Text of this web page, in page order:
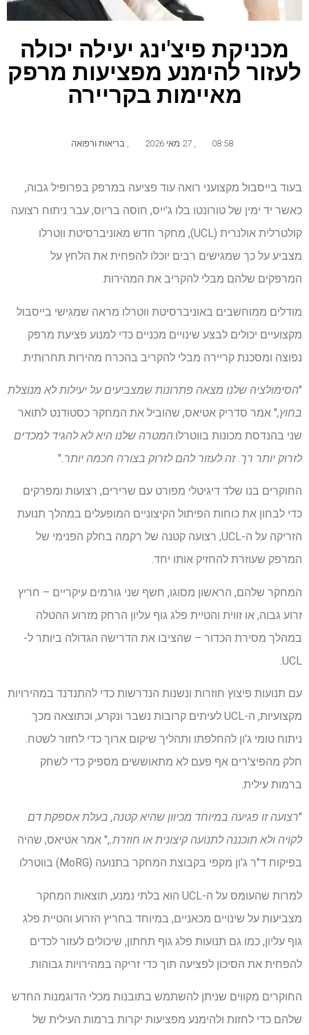
מכניקת פיצ'ינג יעילה יכולה
לעזור להימנע מפציעות מרפק
מאיימות בקריירה
08:58 27 מאי 2026 בריאות ורפואה
בעוד בייסבול מקצועני רואה עוד פציעה במרפק בפרופיל גבוה,
כאשר יד ימין של טורונטו בלו ג'ייס, חוסה בריוס, עבר ניתוח רצועה
קולטרלית אולנרית (UCL), מחקר חדש מאוניברסיטת ווטרלו
מצביע על כך שמגישים רבים יוכלו להפחית את הלחץ על
המרפקים שלהם מבלי להקריב את המהירות.
מודלים ממוחשבים באוניברסיטת ווטרלו מראה שמגישי בייסבול
מקצועיים יכולים לבצע שינויים מכניים כדי למנוע פציעת מרפק
נפוצה ומסכנת קריירה מבלי להקריב בהכרח מהירות תחרותית.
"הסימולציה שלנו מצאה פתרונות שמצביעים על יעילות לא מנוצלת
בחוץ," אמר סדריק אטיאס, שהוביל את המחקר כסטודנט לתואר
שני בהנדסת מכונות בווטרלו.המטרה שלנו היא לא להגיד למכדים
לזרוק יותר רך. זה לעזור להם לזרוק בצורה חכמה יותר."
החוקרים בנו שלד דיגיטלי מפורט עם שרירים, רצועות ומפרקים
כדי לבחון את כוחות הפיתול הקיצוניים המופעלים במהלך תנועת
הזריקה על ה-UCL, רצועה קטנה של רקמה בחלק הפנימי של
המרפק שעוזרת להחזיק אותו יחד.
המחקר שלהם, הראשון מסוגו, חשף שני גורמים עיקריים – חריץ
זרוע גבוה, או זווית והטיית פלג גוף עליון הרחק מזרוע ההטלה
במהלך מסירת הכדור – שהציבו את הדרישה הגדולה ביותר ל-
UCL.
עם תנועות פיצוץ חוזרות ונשנות הנדרשות כדי להתנדנד במהירויות
מקצועיות, ה-UCL לעיתים קרובות נשבר ונקרע, וכתוצאה מכך
ניתוח טומי ג'ון להחלפתו ותהליך שיקום ארוך כדי לחזור לשטח.
חלק מהפיצ'רים אף פעם לא מתאוששים מספיק כדי לשחק
ברמות עילית.
"רצועה זו פגיעה במיוחד מכיוון שהיא קטנה, בעלת אספקת דם
לקויה ולא תוכננה לתנועה קיצונית או חוזרת.," אמר אטיאס, שהיה
בפיקוח ד"ר ג'ון מקפי בקבוצת המחקר בתנועה (MoRG) בווטרלו.
למרות שהעומס על ה-UCL הוא בלתי נמנע, תוצאות המחקר
מצביעות על שינויים מכאניים, במיוחד בחריץ הזרוע והטיית פלג
גוף עליון, כמו גם תנועות פלג גוף תחתון, שיכולים לעזור לכדים
להפחית את הסיכון לפציעה תוך כדי זריקה במהירויות גבוהות.
החוקרים מקווים שניתן להשתמש בתובנות מכלי הדוגמנות החדש
שלהם כדי לחזות ולהימנע מפציעות יקרות ברמות העילית של